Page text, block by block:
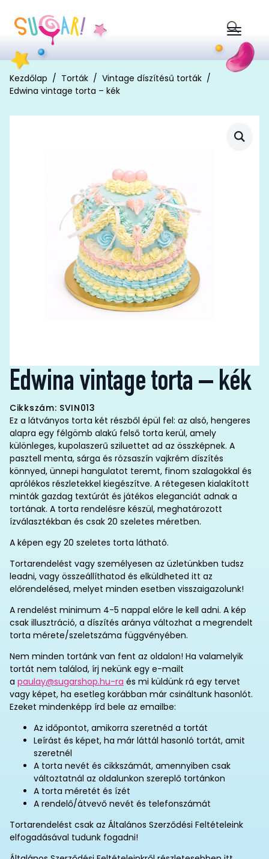
Search
for:
Kezdőlap Torták
Vintage díszítésű torták
Edwina vintage torta – kék
Edwina vintage torta – kék
Cikkszám: SVIN013
Ez a látványos torta két részből épül fel: az alsó, hengeres
alapra egy félgömb alakú felső torta kerül, amely
különleges, kupolaszerű sziluettet ad az összképnek. A
pasztell menta, sárga és rózsaszín vajkrém díszítés
könnyed, ünnepi hangulatot teremt, finom szalagokkal és
aprólékos részletekkel kiegészítve. A rétegesen kialakított
minták gazdag textúrát és játékos eleganciát adnak a
tortának. A torta rendelésre készül, meghatározott
ízválasztékban és csak 20 szeletes méretben.
A képen egy 20 szeletes torta látható.
Tortarendelést vagy személyesen az üzletünkben tudsz
leadni, vagy összeállíthatod és elküldheted itt az
előrendelésed, melyet minden esetben visszaigazolunk!
A rendelést minimum 4-5 nappal előre le kell adni. A kép
csak illusztráció, a díszítés aránya változhat a megrendelt
torta mérete/szeletszáma függvényében.
Nem minden tortánk van fent az oldalon! Ha valamelyik
tortát nem találod, írj nekünk egy e-mailt
a paulay@sugarshop.hu-ra és mi küldünk rá egy tervet
vagy képet, ha esetleg korábban már csináltunk hasonlót.
Ezeket mindenképp írd bele az emailbe:
Az időpontot, amikorra szeretnéd a tortát
Leírást és képet, ha már láttál hasonló tortát, amit
szeretnél
A torta nevét és cikkszámát, amennyiben csak
változtatnál az oldalunkon szereplő tortánkon
A torta méretét és ízét
A rendelő/átvevő nevét és telefonszámát
Tortarendelést csak az Általános Szerződési Feltételeink
elfogadásával tudunk fogadni!